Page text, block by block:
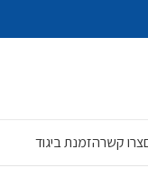
צרו קשרהזמנת ביגוד